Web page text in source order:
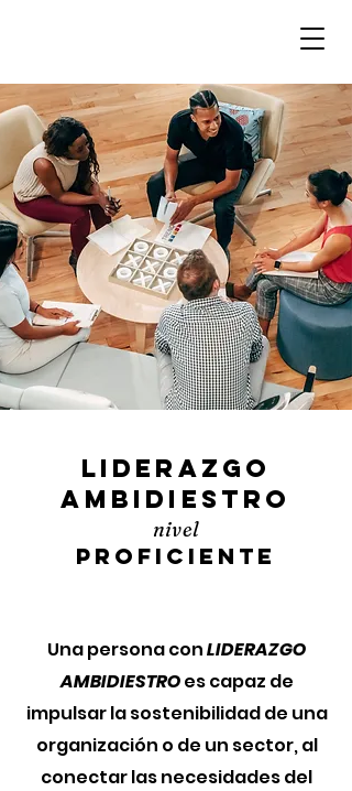
LIDERAZGO
AMBIDIESTRO
nivel
PROFICIENTE
Una persona conLIDERAZGO
AMBIDIESTROes capaz de
impulsar la sostenibilidad de una
organización o de un sector, al
conectar las necesidades del